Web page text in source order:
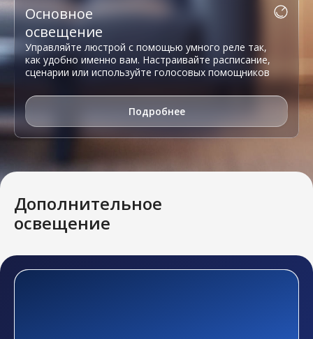
Основное
освещение
Управляйте люстрой с помощью умного реле так,
как удобно именно вам. Настраивайте расписание,
сценарии или используйте голосовых помощников
Подробнее
Дополнительное
освещение